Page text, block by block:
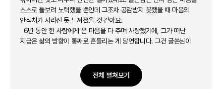
스스로 돌보려 노력했을 뿐인데 그조차 공감받지 못했을 때 마음의
안식처가 사라진 듯 느껴졌을 것 같아요.
6년 동안 한 사람에게 온 마음을 다 주며 사랑했기에, 그가 떠난
지금은 삶의 방향이 통째로 흔들리는 게 당연합니다. 그건 글쓴님이
우리 누구나 우울해질 때가 있습니다. 그리고 그럴 때 정말 나를
사랑해주는 사람이라면 결코 그것을 ‘정신병’으로 치부하지 않았을
전체 펼쳐보기